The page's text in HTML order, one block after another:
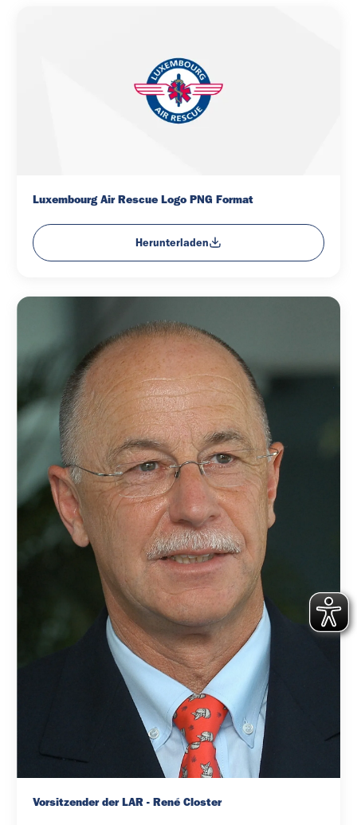
Luxembourg Air Rescue Logo PNG Format
Herunterladen
Vorsitzender der LAR - René Closter